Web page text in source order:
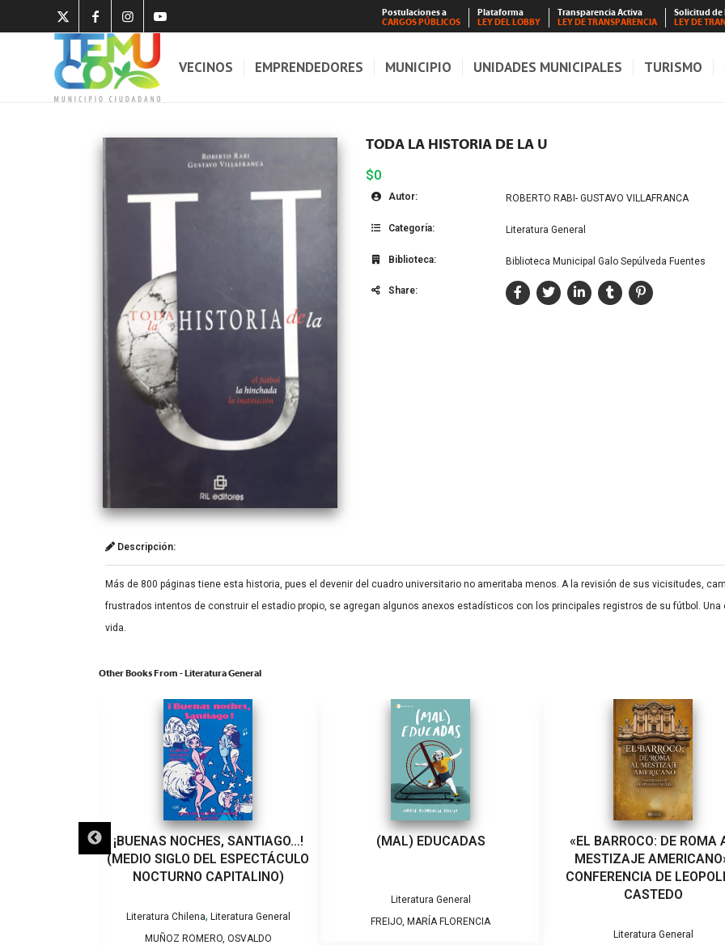
Postulaciones a
CARGOS PÚBLICOS
Plataforma
LEY DEL LOBBY
Transparencia Activa
LEY DE TRANSPARENCIA
Solicitud
LEY DE
VECINOS EMPRENDEDORES MUNICIPIO UNIDADES MUNICIPALES TURISMO
TODA LA HISTORIA DE LA U
$0
Autor: ROBERTO RABI- GUSTAVO VILLAFRANCA
Categoría: Literatura General
Biblioteca: Biblioteca Municipal Galo Sepúlveda Fuentes
Share:
Descripción:
Más de 800 páginas tiene esta historia, pues el devenir del cuadro universitario no ameritaba menos. A la revisión de sus vicisitudes,
frustrados intentos de construir el estadio propio, se agregan algunos anexos estadísticos con los principales registros de su fútbol.
vida.
Other Books From - Literatura General
A UN
¡BUENAS NOCHES, SANTIAGO…!
(MEDIO SIGLO DEL ESPECTÁCULO
NOCTURNO CAPITALINO)
Literatura Chilena, Literatura General
MUÑOZ ROMERO, OSVALDO
(MAL) EDUCADAS
Literatura General
FREIJO, MARÍA FLORENCIA
«EL BARROCO: DE ROMA
MESTIZAJE
CONFERENCIA DE
CASTEDO
Literatura General